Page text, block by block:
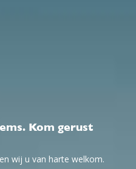
Kom gerust
wij u van harte welkom.